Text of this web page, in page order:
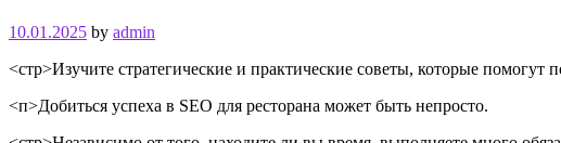
10.01.2025 by admin
<стр>Изучите стратегические и практические советы, которые
<п>Добиться успеха в SEO для ресторана может быть непросто.